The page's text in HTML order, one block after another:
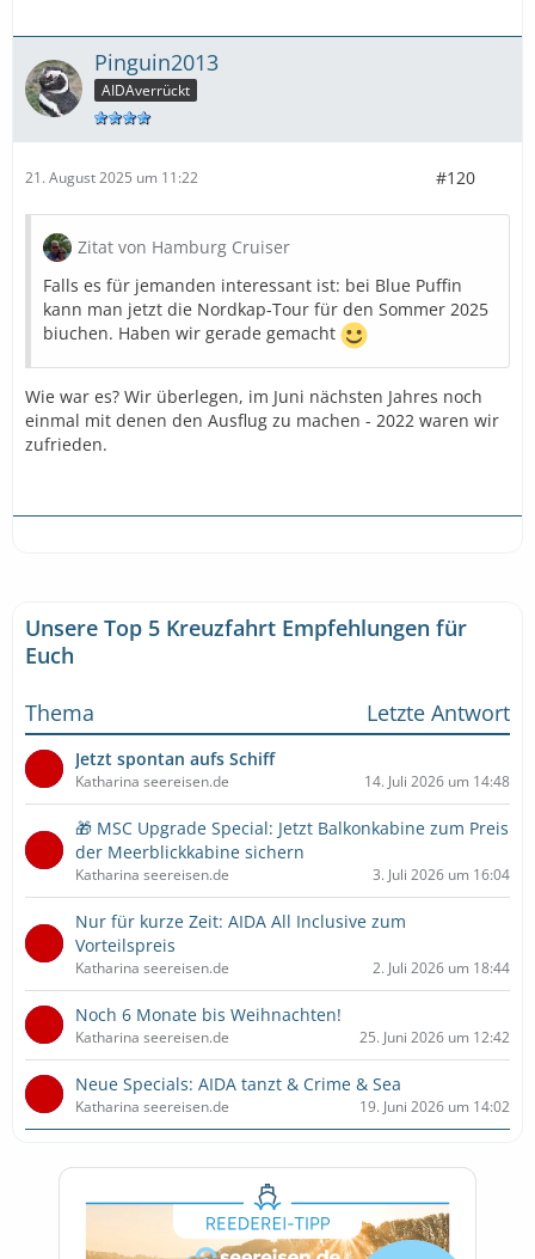
Pinguin2013
AIDAverrückt
21. August 2025 um 11:22 #120
Zitat von Hamburg Cruiser
Falls es für jemanden interessant ist: bei Blue Puffin
kann man jetzt die Nordkap-Tour für den Sommer 2025
biuchen. Haben wir gerade gemacht
Wie war es? Wir überlegen, im Juni nächsten Jahres noch
einmal mit denen den Ausflug zu machen - 2022 waren wir
zufrieden.
Unsere Top 5 Kreuzfahrt Empfehlungen für
Euch
Thema
Letzte Antwort
Jetzt spontan aufs Schiff
Katharina seereisen.de 14. Juli 2026 um 14:48
🎁 MSC Upgrade Special: Jetzt Balkonkabine zum Preis
der Meerblickkabine sichern
Katharina seereisen.de 3. Juli 2026 um 16:04
Nur für kurze Zeit: AIDA All Inclusive zum
Vorteilspreis
Katharina seereisen.de 2. Juli 2026 um 18:44
Noch 6 Monate bis Weihnachten!
Katharina seereisen.de 25. Juni 2026 um 12:42
Neue Specials: AIDA tanzt & Crime & Sea
Katharina seereisen.de 19. Juni 2026 um 14:02